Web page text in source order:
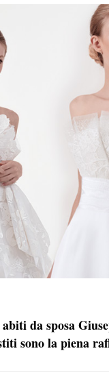
da sposa
sono la piena